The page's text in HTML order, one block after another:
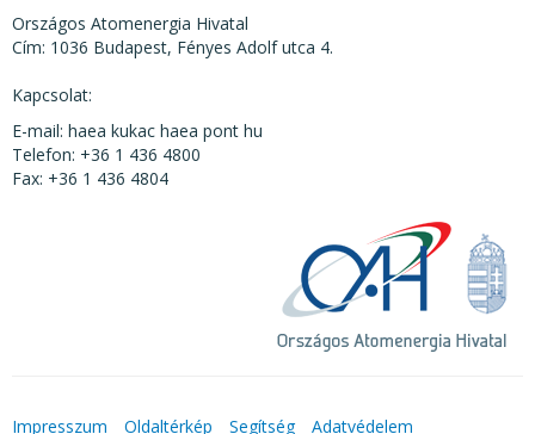
Országos Atomenergia Hivatal
Cím: 1036 Budapest, Fényes Adolf utca 4.
Kapcsolat:
E-mail: haea kukac haea pont hu
Telefon: +36 1 436 4800
Fax: +36 1 436 4804
Impresszum Oldaltérkép Segítség Adatvédelem